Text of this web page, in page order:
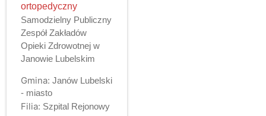
ortopedyczny
Samodzielny Publiczny
Zespół Zakładów
Opieki Zdrowotnej w
Janowie Lubelskim
Gmina: Janów Lubelski
- miasto
Filia: Szpital Rejonowy